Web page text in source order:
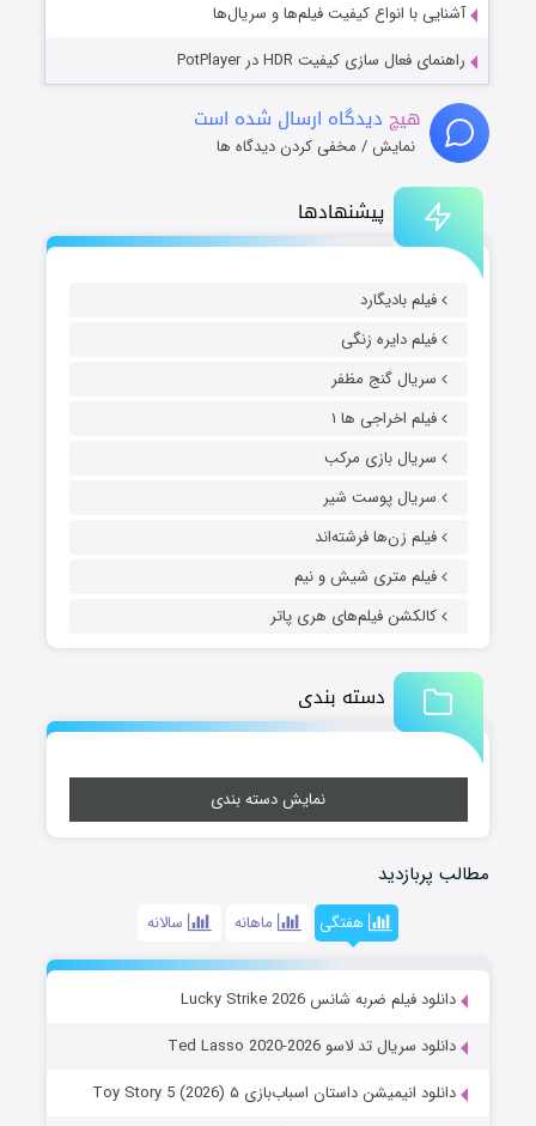
پیشنهادها
فیلم بادیگارد
فیلم دایره زنگی
سریال گنج مظفر
فیلم اخراجی ها ۱
سریال بازی مرکب
سریال پوست شیر
فیلم زن‌ها فرشته‌اند
فیلم متری شیش و نیم
کالکشن فیلم‌های هری پاتر
دسته بندی
نمایش دسته بندی
مطالب پربازدید
هفتگی ماهانه سالانه
دانلود فیلم ضربه شانس Lucky Strike 2026
دانلود سریال تد لاسو Ted Lasso 2020-2026
دانلود انیمیشن داستان اسباب‌بازی ۵ Toy Story 5 (2026)
آشنایی با انواع کیفیت فیلم‌ها و سریال‌ها
راهنمای فعال سازی کیفیت HDR در PotPlayer
هیچ دیدگاه ارسال شده است
نمایش / مخفی کردن دیدگاه ها